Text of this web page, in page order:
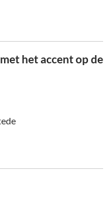
het accent op de